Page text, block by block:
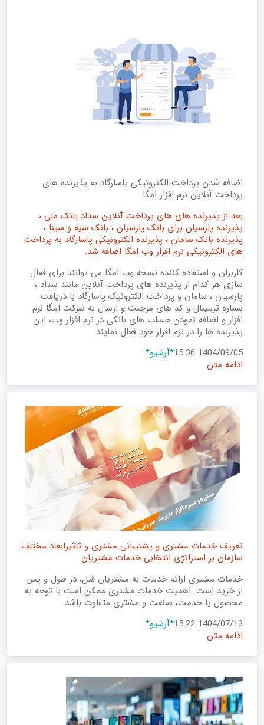
اضافه شدن پرداخت الکترونیکی پاسارگاد به پذیرنده های
پرداخت آنلاین نرم افزار امگا
بعد از پذیرنده های های پرداخت آنلاین سداد بانک ملی ،
پذیرنده پارسیان برای بانک پارسیان ، بانک سپه و سینا ،
پذیرنده بانک سامان ، پذیرنده الکترونیکی پاسارگاد به پرداخت
های الکترونیکی نرم افزار وب امگا اضافه شد.
کاربران و استفاده کننده نسخه وب امگا می توانند برای فعال
سازی هر کدام از پذیرنده های پرداخت آنلاین مانند سداد ،
پارسیان ، سامان و پرداخت الکترونیک پاسارگاد با دریافت
شماره ترمینال و کد های مرچنت و ارسال به شرکت امگا نرم
افزار و اضافه نمودن حساب های بانکی در نرم افزار وب، این
پذیرنده ها را در نرم افزار خود فعال نمایند.
1404/09/05 15:36
*آرشیو*
ادامه متن
تعریف خدمات مشتری و پشتیبانی مشتری و تاثیرابعاد مختلف
سازمان بر استراتژی انتخابی خدمات مشتریان
خدمات مشتری ارائه خدمات به مشتریان قبل، در طول و پس
از خرید است. اهمیت خدمات مشتری ممکن است با توجه به
محصول یا خدمت، صنعت و مشتری متفاوت باشد.
1404/07/13 15:22
*آرشیو*
ادامه متن